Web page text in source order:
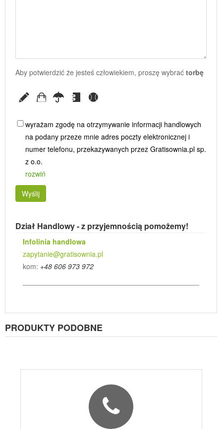
Aby potwierdzić że jesteś człowiekiem, proszę wybrać torbę
wyrażam zgodę na otrzymywanie informacji handlowych
na podany przeze mnie adres poczty elektronicznej i
numer telefonu, przekazywanych przez Gratisownia.pl sp.
z o.o.
rozwiń
Wyślij
Dział Handlowy - z przyjemnością pomożemy!
Infolinia handlowa
zapytanie@gratisownia.pl
kom: +48 606 973 972
PRODUKTY PODOBNE